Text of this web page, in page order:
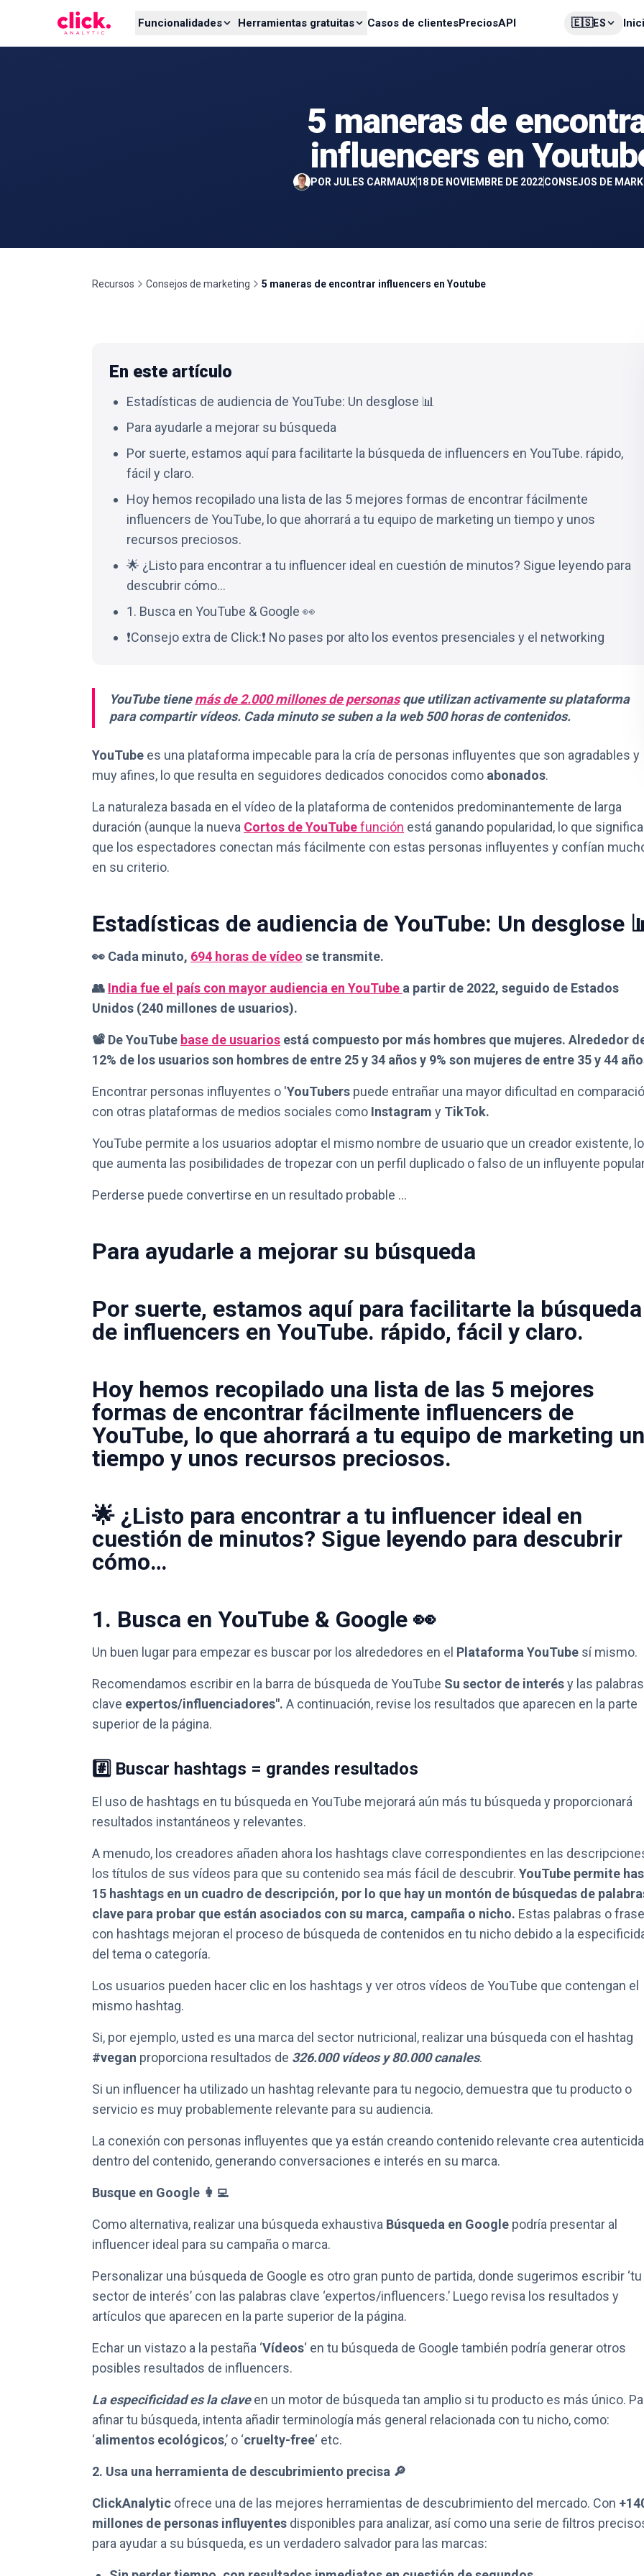
Funcionalidades Herramientas gratuitas Casos de clientesPreciosAPI 🇪🇸ES
5 maneras de
influencers en
POR JULES CARMAUX18 DE NOVIEMBRE DE 2022CONSEJOS DE
Recursos Consejos de marketing 5 maneras de encontrar influencers en Youtube
En este artículo
Estadísticas de audiencia de YouTube: Un desglose 📊
Para ayudarle a mejorar su búsqueda
Por suerte, estamos aquí para facilitarte la búsqueda de influencers en YouTube. rápido,
fácil y claro.
Hoy hemos recopilado una lista de las 5 mejores formas de encontrar fácilmente
influencers de YouTube, lo que ahorrará a tu equipo de marketing un tiempo y unos
recursos preciosos.
🌟 ¿Listo para encontrar a tu influencer ideal en cuestión de minutos? Sigue leyendo para
descubrir cómo…
1. Busca en YouTube & Google 👀
❗Consejo extra de Click:❗ No pases por alto los eventos presenciales y el networking
YouTube tienemás de 2.000 millones de personasque utilizan activamente su plataforma
para compartir vídeos. Cada minuto se suben a la web 500 horas de contenidos.
YouTube es una plataforma impecable para la cría de personas influyentes que son agradables y
muy afines, lo que resulta en seguidores dedicados conocidos como abonados.
La naturaleza basada en el vídeo de la plataforma de contenidos predominantemente de larga
duración (aunque la nueva Cortos de YouTubefunción está ganando popularidad, lo que significa
que los espectadores conectan más fácilmente con estas personas influyentes y confían
en su criterio.
Estadísticas de audiencia de YouTube: Un desglose
👀 Cada minuto, 694 horas de vídeo se transmite.
👥 India fue el país con mayor audiencia en YouTube a partir de 2022, seguido de Estados
Unidos (240 millones de usuarios).
📽 De YouTube base de usuarios está compuesto por más hombres que mujeres. Alrededor
12% de los usuarios son hombres de entre 25 y 34 años y 9% son mujeres de entre 35 y 44
Encontrar personas influyentes o 'YouTubers puede entrañar una mayor dificultad en
con otras plataformas de medios sociales como Instagram y TikTok.
YouTube permite a los usuarios adoptar el mismo nombre de usuario que un creador existente, lo
que aumenta las posibilidades de tropezar con un perfil duplicado o falso de un influyente
Perderse puede convertirse en un resultado probable …
Para ayudarle a mejorar su búsqueda
Por suerte, estamos aquí para facilitarte la búsqueda
de influencers en YouTube. rápido, fácil y claro.
Hoy hemos recopilado una lista de las 5 mejores
formas de encontrar fácilmente influencers de
YouTube, lo que ahorrará a tu equipo de marketing un
tiempo y unos recursos preciosos.
🌟 ¿Listo para encontrar a tu influencer ideal en
cuestión de minutos? Sigue leyendo para descubrir
cómo…
1. Busca en YouTube & Google 👀
Un buen lugar para empezar es buscar por los alrededores en el Plataforma YouTube sí mismo.
Recomendamos escribir en la barra de búsqueda de YouTube Su sector de interésy las palabras
clave expertos/influenciadores". A continuación, revise los resultados que aparecen en la parte
superior de la página.
#️⃣ Buscar hashtags = grandes resultados
El uso de hashtags en tu búsqueda en YouTube mejorará aún más tu búsqueda y proporcionará
resultados instantáneos y relevantes.
A menudo, los creadores añaden ahora los hashtags clave correspondientes en las
los títulos de sus vídeos para que su contenido sea más fácil de descubrir. YouTube permite
15 hashtags en un cuadro de descripción, por lo que hay un montón de búsquedas de
clave para probar que están asociados con su marca, campaña o nicho. Estas palabras o
con hashtags mejoran el proceso de búsqueda de contenidos en tu nicho debido a la
del tema o categoría.
Los usuarios pueden hacer clic en los hashtags y ver otros vídeos de YouTube que contengan el
mismo hashtag.
Si, por ejemplo, usted es una marca del sector nutricional, realizar una búsqueda con el hashtag
#vegan proporciona resultados de 326.000 vídeos y 80.000 canales.
Si un influencer ha utilizado un hashtag relevante para tu negocio, demuestra que tu producto o
servicio es muy probablemente relevante para su audiencia.
La conexión con personas influyentes que ya están creando contenido relevante crea
dentro del contenido, generando conversaciones e interés en su marca.
Busque en Google 👩‍💻
Como alternativa, realizar una búsqueda exhaustiva Búsqueda en Google podría presentar al
influencer ideal para su campaña o marca.
Personalizar una búsqueda de Google es otro gran punto de partida, donde sugerimos escribir ‘tu
sector de interés’ con las palabras clave ‘expertos/influencers.’ Luego revisa los resultados y
artículos que aparecen en la parte superior de la página.
Echar un vistazo a la pestaña ‘Vídeos‘ en tu búsqueda de Google también podría generar otros
posibles resultados de influencers.
La especificidad es la claveen un motor de búsqueda tan amplio si tu producto es más único.
afinar tu búsqueda, intenta añadir terminología más general relacionada con tu nicho, como:
‘alimentos ecológicos,’ o ‘cruelty-free‘ etc.
2. Usa una herramienta de descubrimiento precisa 🔎
ClickAnalytic ofrece una de las mejores herramientas de descubrimiento del mercado. Con
millones de personas influyentes disponibles para analizar, así como una serie de filtros
para ayudar a su búsqueda, es un verdadero salvador para las marcas: